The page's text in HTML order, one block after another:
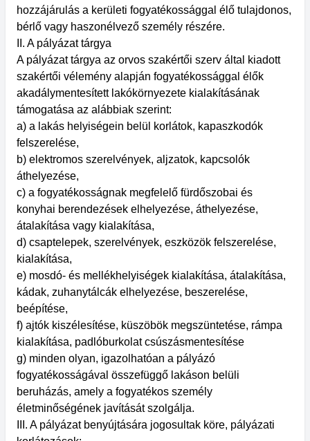
hozzájárulás a kerületi fogyatékossággal élő tulajdonos,
bérlő vagy haszonélvező személy részére.
II. A pályázat tárgya
A pályázat tárgya az orvos szakértői szerv által kiadott
szakértői vélemény alapján fogyatékossággal élők
akadálymentesített lakókörnyezete kialakításának
támogatása az alábbiak szerint:
a) a lakás helyiségein belül korlátok, kapaszkodók
felszerelése,
b) elektromos szerelvények, aljzatok, kapcsolók
áthelyezése,
c) a fogyatékosságnak megfelelő fürdőszobai és
konyhai berendezések elhelyezése, áthelyezése,
átalakítása vagy kialakítása,
d) csaptelepek, szerelvények, eszközök felszerelése,
kialakítása,
e) mosdó- és mellékhelyiségek kialakítása, átalakítása,
kádak, zuhanytálcák elhelyezése, beszerelése,
beépítése,
f) ajtók kiszélesítése, küszöbök megszüntetése, rámpa
kialakítása, padlóburkolat csúszásmentesítése
g) minden olyan, igazolhatóan a pályázó
fogyatékosságával összefüggő lakáson belüli
beruházás, amely a fogyatékos személy
életminőségének javítását szolgálja.
III. A pályázat benyújtására jogosultak köre, pályázati